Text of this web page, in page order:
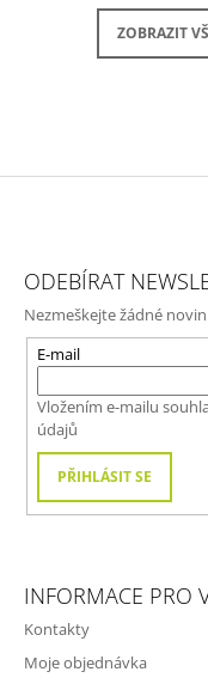
ZOBRAZIT
ODEBÍRAT
Nezmeškejte žádné
E-mail
Vložením e-mailu
údajů
PŘIHLÁSIT SE
INFORMACE PRO
Kontakty
Moje objednávka